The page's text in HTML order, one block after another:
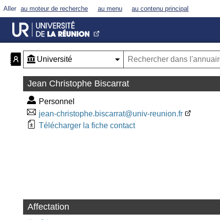
Aller au moteur de recherche au menu au contenu principal
Jean Christophe Biscarrat
Personnel
jean-christophe.biscarrat@univ-reunion.fr
Télécharger la fiche contact
Affectation